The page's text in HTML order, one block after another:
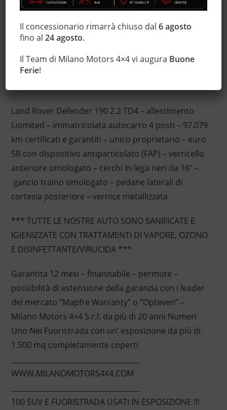
Luci diurne
Servosterzo
Land Rover Defender 190 2.2 TD4 – allestimento
Liomited – immatricolata autocarro 4 posti – 97.079
km certificati e garantiti – unico proprietario – euro
5B con dispositivo antiparticolato (FAP) – verricello
anteriore omologato – cerchi in lega neri da 16” –
gancio traino omologato – pedane laterali di
cortesia posteriore – vernice metallizzata
*** TUTTE LE NOSTRE AUTO SONO SANIFICATE E
IGIENIZZATE CON TRATTAMENTI DI VAPORE, OZONO
E DISINFETTANTE/VIRUCIDA ***
Garantita 12 mesi – finanziabile – permute –
possibilità di estensione della garanzia con i leader
del mercato ”Mapfre Warranty” o ”Opteven” –
Milano Motors 4×4 S.r.l. da più di 20 anni Numeri
Uno Nei Fuoristrada con un’ esposizione da più di
1.500 mq completamente coperti
WWW.MILANOMOTORS4X4.COM
100 SUV E FUORISTRADA USATI IN ESPOSIZIONE !!!
Il concessionario rimarrà chiuso dal6 agosto
fino al24 agosto.
Il Team di Milano Motors 4×4 vi augura Buone
Ferie!